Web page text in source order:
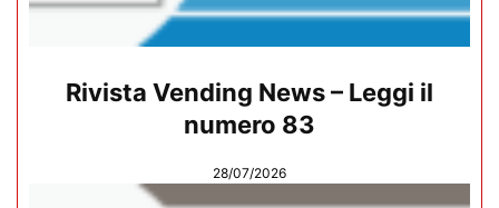
Rivista Vending News – Leggi il
numero 83
28/07/2026